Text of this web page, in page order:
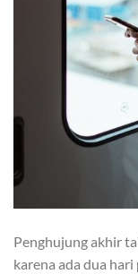
Penghujung akhir
karena ada dua